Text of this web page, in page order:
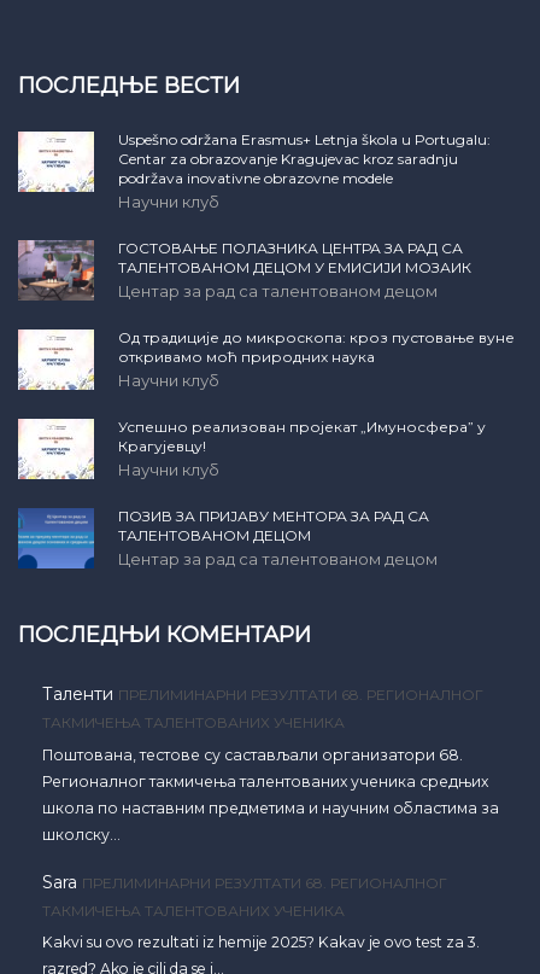
ПОСЛЕДЊЕ ВЕСТИ
Uspešno održana Erasmus+ Letnja škola u Portugalu:
Centar za obrazovanje Kragujevac kroz saradnju
podržava inovativne obrazovne modele
Научни клуб
ГОСТОВАЊЕ ПОЛАЗНИКА ЦЕНТРА ЗА РАД СА
ТАЛЕНТОВАНОМ ДЕЦОМ У ЕМИСИЈИ МОЗАИК
Центар за рад са талентованом децом
Од традиције до микроскопа: кроз пустовање вуне
откривамо моћ природних наука
Научни клуб
Успешно реализован пројекат „Имуносфера” у
Крагујевцу!
Научни клуб
ПОЗИВ ЗА ПРИЈАВУ МЕНТОРА ЗА РАД СА
ТАЛЕНТОВАНОМ ДЕЦОМ
Центар за рад са талентованом децом
ПОСЛЕДЊИ КОМЕНТАРИ
Таленти ПРЕЛИМИНАРНИ РЕЗУЛТАТИ 68. РЕГИОНАЛНОГ
ТАКМИЧЕЊА ТАЛЕНТОВАНИХ УЧЕНИКА
Поштована, тестове су састављали организатори 68.
Регионалног такмичења талентованих ученика средњих
школа по наставним предметима и научним областима за
школску…
Sara ПРЕЛИМИНАРНИ РЕЗУЛТАТИ 68. РЕГИОНАЛНОГ
ТАКМИЧЕЊА ТАЛЕНТОВАНИХ УЧЕНИКА
Kakvi su ovo rezultati iz hemije 2025? Kakav je ovo test za 3.
razred? Ako je cilj da se i…